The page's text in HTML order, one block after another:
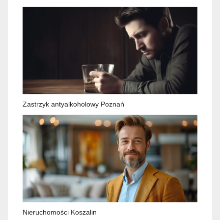
Zastrzyk antyalkoholowy Poznań
Nieruchomości Koszalin